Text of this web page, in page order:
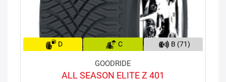
D C B (71)
GOODRIDE
ALL SEASON ELITE Z 401